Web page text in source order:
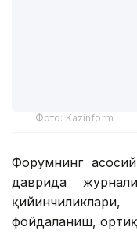
Форумнинг
даврида